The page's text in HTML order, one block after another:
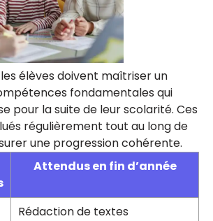
élèves doivent maîtriser un
fondamentales qui
pour la suite de leur scolarité. Ces
régulièrement tout au long de
une progression cohérente.
Attendus en fin d’année
Rédaction de textes